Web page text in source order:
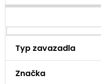
Typ zavazadla
Značka